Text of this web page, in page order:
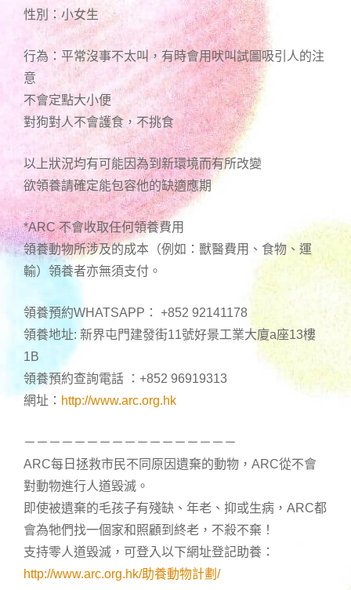
性別：小女生
行為：平常沒事不太叫，有時會用吠叫試圖吸引人的注
意
不會定點大小便
對狗對人不會護食，不挑食
以上狀況均有可能因為到新環境而有所改變
欲領養請確定能包容他的缺適應期
*ARC 不會收取任何領養費用
領養動物所涉及的成本（例如：獸醫費用、食物、運
輸）領養者亦無須支付。
領養預約WHATSAPP： +852 92141178
領養地址: 新界屯門建發街11號好景工業大廈a座13樓
1B
領養預約查詢電話 ：+852 96919313
網址： http://www.arc.org.hk
－－－－－－－－－－－－－－－－－
ARC每日拯救市民不同原因遺棄的動物，ARC從不會
對動物進行人道毀滅。
即使被遺棄的毛孩子有殘缺、年老、抑或生病，ARC都
會為牠們找一個家和照顧到終老，不殺不棄！
支持零人道毀滅，可登入以下網址登記助養：
http://www.arc.org.hk/助養動物計劃/